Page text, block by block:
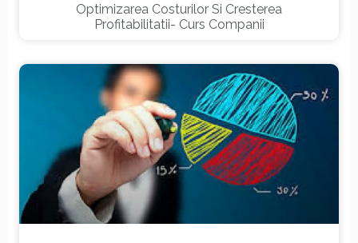
Optimizarea Costurilor Si Cresterea
Profitabilitatii- Curs Companii